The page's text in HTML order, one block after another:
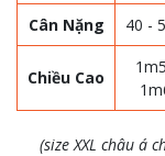
Cân Nặng 40 -
Chiều Cao
(size XXL châu á